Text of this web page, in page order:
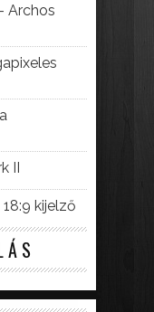
Archos
II
kijelző